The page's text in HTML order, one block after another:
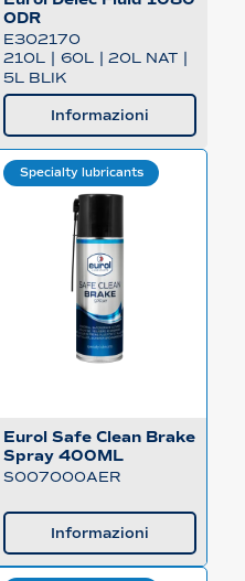
ODR
E302170
210L | 60L | 20L NAT |
5L BLIK
Informazioni
Specialty lubricants
Eurol Safe Clean Brake
Spray 400ML
S007000AER
Informazioni